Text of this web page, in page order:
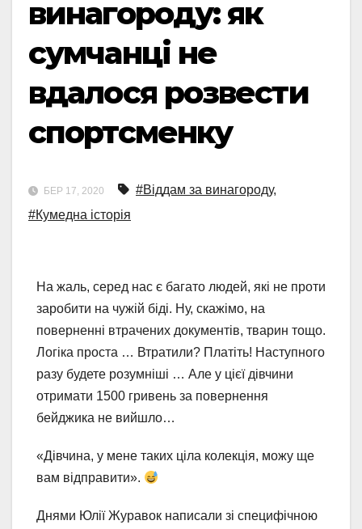
винагороду: як
сумчанці не
вдалося розвести
спортсменку
БЕР 17, 2020 #Віддам за винагороду,
#Кумедна історія
На жаль, серед нас є багато людей, які не проти
заробити на чужій біді. Ну, скажімо, на
поверненні втрачених документів, тварин тощо.
Логіка проста … Втратили? Платіть! Наступного
разу будете розумніші … Але у цієї дівчини
отримати 1500 гривень за повернення
бейджика не вийшло…
«Дівчина, у мене таких ціла колекція, можу ще
вам відправити».
Днями Юлії Журавок написали зі специфічною